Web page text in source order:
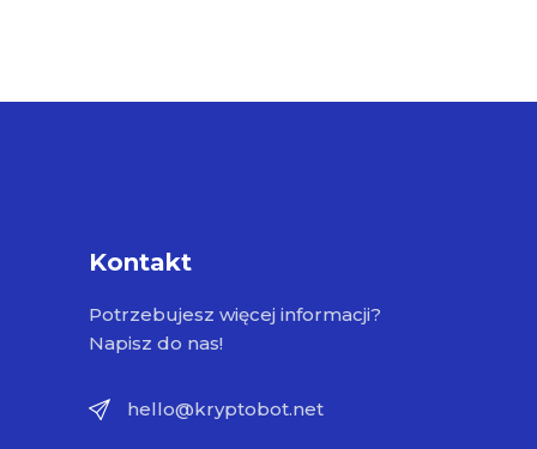
Kontakt
Potrzebujesz więcej informacji?
Napisz do nas!
hello@kryptobot.net